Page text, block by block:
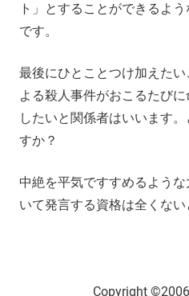
ト」とすることができるよ
です。
最後にひとことつけ加えた
よる殺人事件がおこるたび
したいと関係者はいいます
すか？
中絶を平気ですすめるよう
いて発言する資格は全くない
Copyright